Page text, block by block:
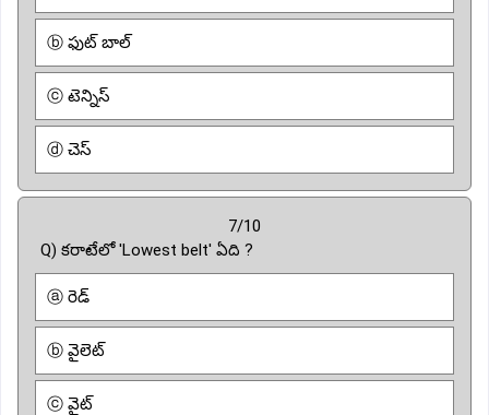
ⓑ ఫుట్ బాల్
ⓒ టెన్నిస్
ⓓ చెస్
7/10
Q) కరాటేలో 'Lowest belt' ఏది ?
ⓐ రెడ్
ⓑ వైలెట్
ⓒ వైట్